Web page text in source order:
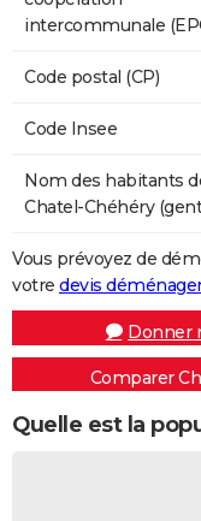
intercommunale
Code postal (CP)
Code Insee
Nom des habitants
Chatel-Chéhéry
Vous prévoyez de
votre devis
Donner
Comparer
Quelle est la